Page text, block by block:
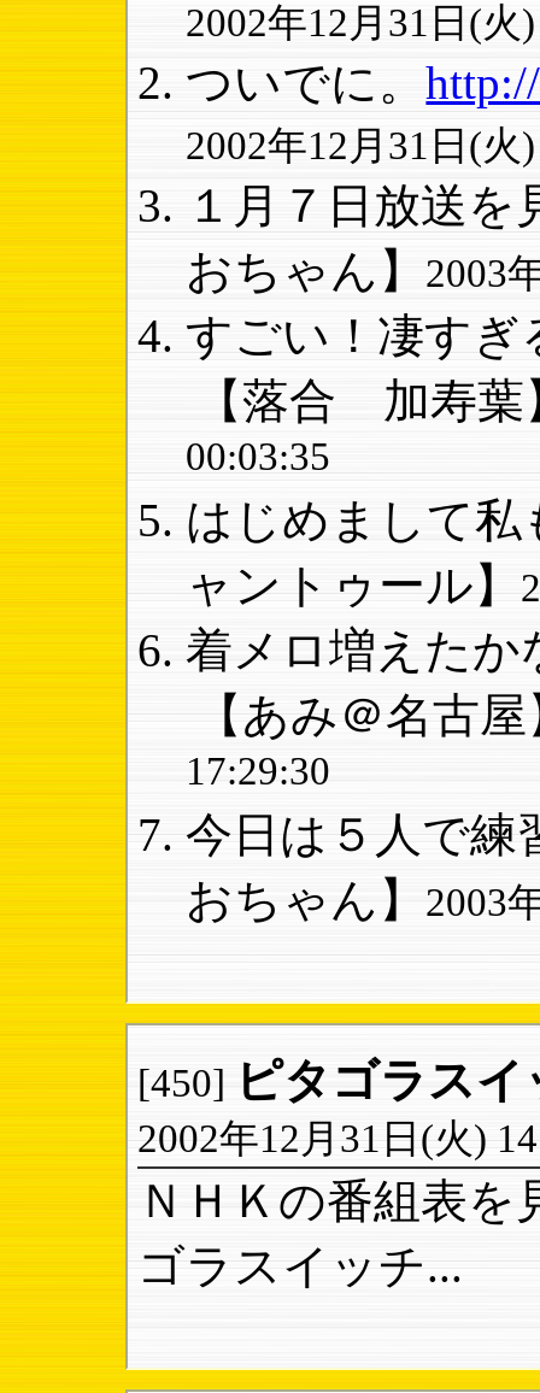
2002年12月31日(火
ついでに。
2002年12月31日(火
１月７日放送
おちゃん】
2003
すごい！凄すぎ
【落合 加寿葉
00:03:35
はじめまして私
ャントゥール】
着メロ増えたか
【あみ＠名古
17:29:30
今日は５人で練
おちゃん】
2003
[450] ピタゴラスイ
2002年12月31日(火)
ＮＨＫの番組表
ゴラスイッチ...